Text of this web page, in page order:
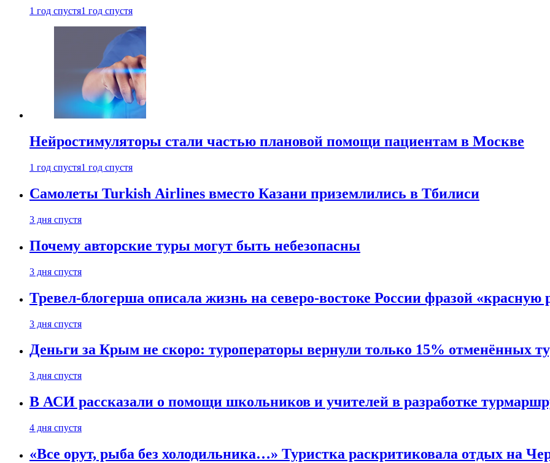
1 год спустя1 год спустя
Нейростимуляторы стали частью плановой помощи пациентам в Москве
1 год спустя1 год спустя
Самолеты Turkish Airlines вместо Казани приземлились в Тбилиси
3 дня спустя
Почему авторские туры могут быть небезопасны
3 дня спустя
Тревел-блогерша описала жизнь на северо-востоке России фразой
3 дня спустя
Деньги за Крым не скоро: туроператоры вернули только 15% отменённых
3 дня спустя
В АСИ рассказали о помощи школьников и учителей в разработке
4 дня спустя
«Все орут, рыба без холодильника…» Туристка раскритиковала отдых на